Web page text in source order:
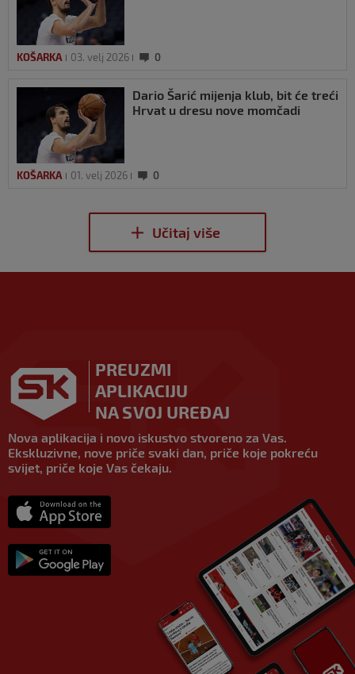
KOŠARKA 03. velj 2026 0
Dario Šarić mijenja klub, bit će treći
Hrvat u dresu nove momčadi
KOŠARKA 01. velj 2026 0
PREUZMI
APLIKACIJU
NA SVOJ UREĐAJ
Nova aplikacija i novo iskustvo stvoreno za Vas.
Ekskluzivne, nove priče svaki dan, priče koje pokreću
svijet, priče koje Vas čekaju.